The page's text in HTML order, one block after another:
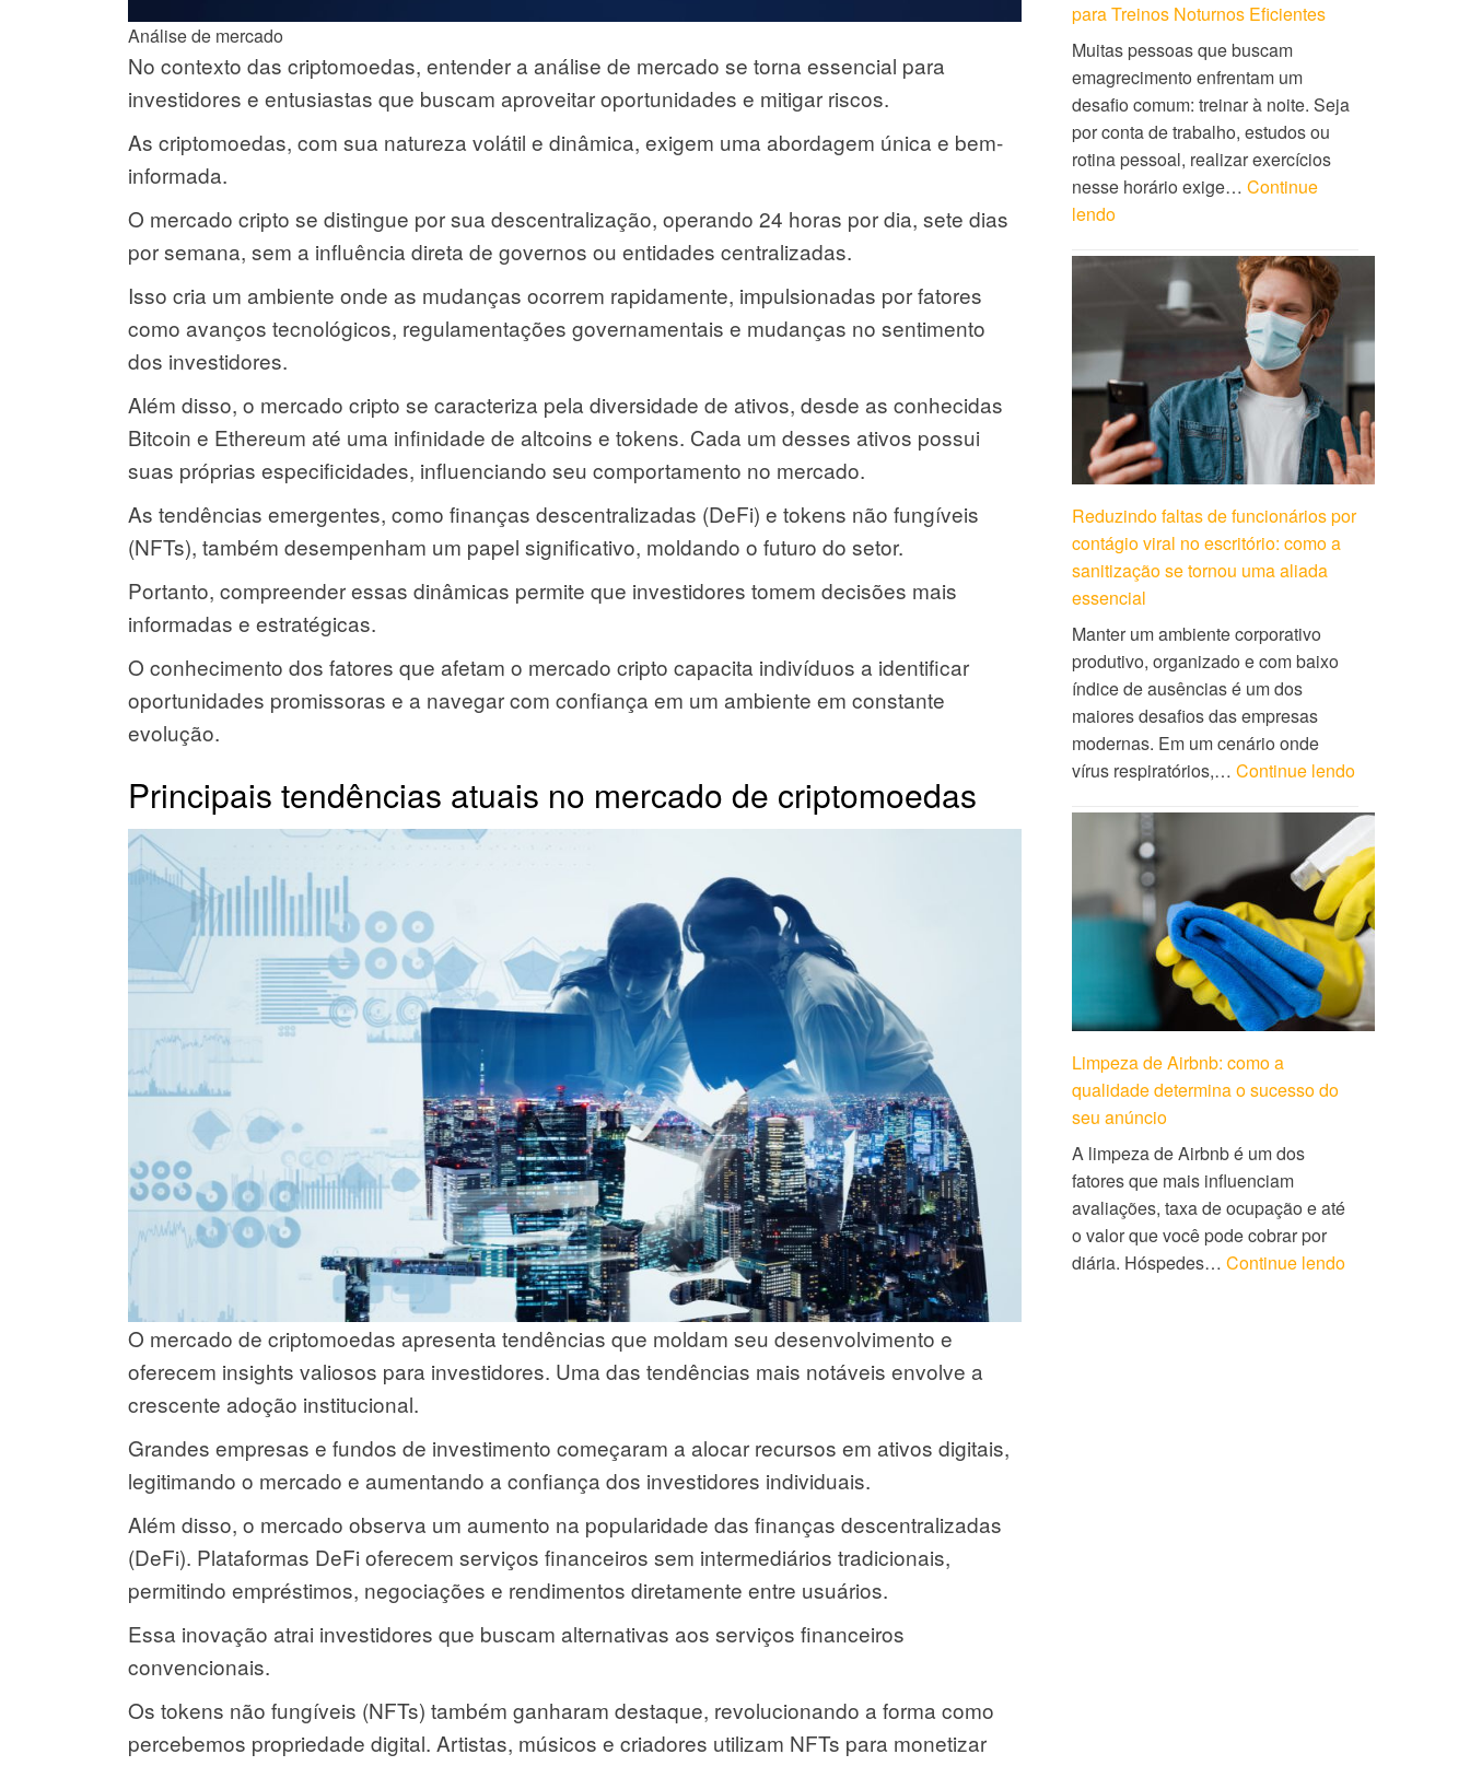
Análise de mercado
No contexto das criptomoedas, entender a análise de mercado se torna essencial para
investidores e entusiastas que buscam aproveitar oportunidades e mitigar riscos.
As criptomoedas, com sua natureza volátil e dinâmica, exigem uma abordagem única e bem-
informada.
O mercado cripto se distingue por sua descentralização, operando 24 horas por dia, sete dias
por semana, sem a influência direta de governos ou entidades centralizadas.
Isso cria um ambiente onde as mudanças ocorrem rapidamente, impulsionadas por fatores
como avanços tecnológicos, regulamentações governamentais e mudanças no sentimento
dos investidores.
Além disso, o mercado cripto se caracteriza pela diversidade de ativos, desde as conhecidas
Bitcoin e Ethereum até uma infinidade de altcoins e tokens. Cada um desses ativos possui
suas próprias especificidades, influenciando seu comportamento no mercado.
As tendências emergentes, como finanças descentralizadas (DeFi) e tokens não fungíveis
(NFTs), também desempenham um papel significativo, moldando o futuro do setor.
Portanto, compreender essas dinâmicas permite que investidores tomem decisões mais
informadas e estratégicas.
O conhecimento dos fatores que afetam o mercado cripto capacita indivíduos a identificar
oportunidades promissoras e a navegar com confiança em um ambiente em constante
evolução.
Principais tendências atuais no mercado de criptomoedas
O mercado de criptomoedas apresenta tendências que moldam seu desenvolvimento e
oferecem insights valiosos para investidores. Uma das tendências mais notáveis envolve a
crescente adoção institucional.
Grandes empresas e fundos de investimento começaram a alocar recursos em ativos digitais,
legitimando o mercado e aumentando a confiança dos investidores individuais.
Além disso, o mercado observa um aumento na popularidade das finanças descentralizadas
(DeFi). Plataformas DeFi oferecem serviços financeiros sem intermediários tradicionais,
permitindo empréstimos, negociações e rendimentos diretamente entre usuários.
Essa inovação atrai investidores que buscam alternativas aos serviços financeiros
convencionais.
Os tokens não fungíveis (NFTs) também ganharam destaque, revolucionando a forma como
percebemos propriedade digital. Artistas, músicos e criadores utilizam NFTs para monetizar
para Treinos Noturnos Eficientes
Muitas pessoas que buscam
emagrecimento enfrentam um
desafio comum: treinar à noite. Seja
por conta de trabalho, estudos ou
rotina pessoal, realizar exercícios
nesse horário exige… Continue
lendo
Reduzindo faltas de funcionários por
contágio viral no escritório: como a
sanitização se tornou uma aliada
essencial
Manter um ambiente corporativo
produtivo, organizado e com baixo
índice de ausências é um dos
maiores desafios das empresas
modernas. Em um cenário onde
vírus respiratórios,… Continue lendo
Limpeza de Airbnb: como a
qualidade determina o sucesso do
seu anúncio
A limpeza de Airbnb é um dos
fatores que mais influenciam
avaliações, taxa de ocupação e até
o valor que você pode cobrar por
diária. Hóspedes… Continue lendo